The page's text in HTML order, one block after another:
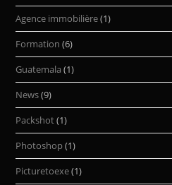
Agence immobilière(1)
Formation (6)
Guatemala (1)
News(9)
Packshot(1)
Photoshop(1)
Picturetoexe(1)